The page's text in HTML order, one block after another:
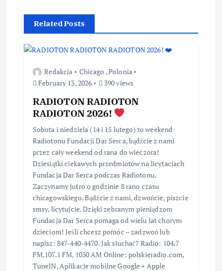
Related Posts
Redakcja Chicago ,Polonia
February 13, 2026
390 views
RADIOTON RADIOTON
RADIOTON 2026!
Sobota i niedziela (14 i 15 lutego) to weekend
Radiotonu Fundacji Dar Serca, bądźcie z nami
przez cały weekend od rana do wieczora!
Dziesiątki ciekawych przedmiotów na licytacjach
Fundacja Dar Serca podczas Radiotonu.
Zaczynamy jutro o godzinie 8 rano czasu
chicagowskiego. Bądźcie z nami, dzwońcie, piszcie
smsy, licytujcie. Dzięki zebranym pieniądzom
Fundacja Dar Serca pomaga od wielu lat chorym
dzieciom! Jeśli chcesz pomóc – zadzwoń lub
napisz: 847-440-4470. Jak słuchać? Radio: 104.7
FM,107.1 FM, 1030 AM Online: polskieradio.com,
TuneIN, Aplikacje mobilne Google + Apple